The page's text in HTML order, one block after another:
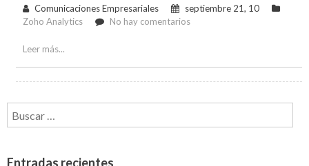
Comunicaciones Empresariales
septiembre 21, 10
Zoho Analytics
No hay comentariosen
y
Leer más...
Buscar:
Entradas recientes